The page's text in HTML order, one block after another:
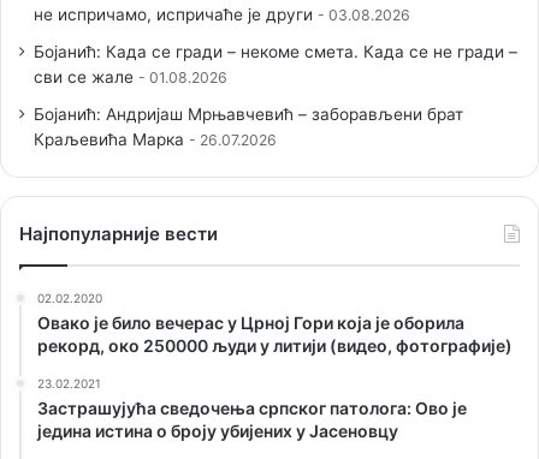
не испричамо, испричаће је други
03.08.2026
Бојанић: Када се гради – некоме смета. Када се не гради –
сви се жале
01.08.2026
Бојанић: Андријаш Мрњавчевић – заборављени брат
Краљевића Марка
26.07.2026
Наjпопуларније вести
02.02.2020
Овако је било вечерас у Црној Гори која је оборила
рекорд, око 250000 људи у литији (видео, фотографије)
23.02.2021
Застрашујућа сведочења српског патолога: Ово је
једина истина о броју убијених у Јасеновцу